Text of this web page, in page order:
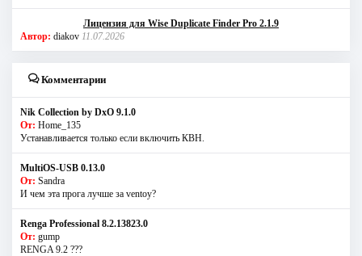
Лицензия для Wise Duplicate Finder Pro 2.1.9
Автор: diakov 11.07.2026
Комментарии
Nik Collection by DxO 9.1.0
От: Home_135
Устанавливается только если включить КВН.
MultiOS-USB 0.13.0
От: Sandra
И чем эта прога лучше за ventoy?
Renga Professional 8.2.13823.0
От: gump
RENGA 9.2 ???